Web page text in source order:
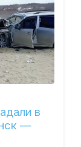
в
—